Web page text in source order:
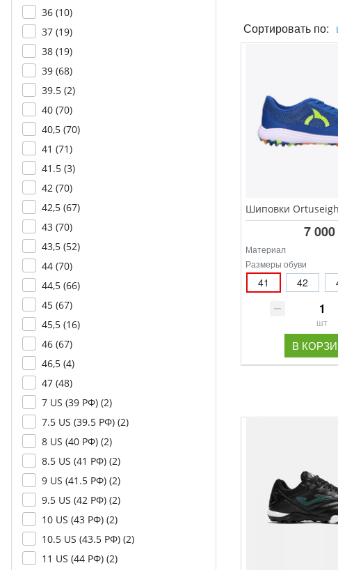
36 (10)
37 (19)
38 (19)
39 (68)
39.5 (2)
40 (70)
40,5 (70)
41 (71)
41.5 (3)
42 (70)
42,5 (67)
43 (70)
43,5 (52)
44 (70)
44,5 (66)
45 (67)
45,5 (16)
46 (67)
46,5 (4)
47 (48)
7 US (39 РФ) (2)
7.5 US (39.5 РФ) (2)
8 US (40 РФ) (2)
8.5 US (41 РФ) (2)
9 US (41.5 РФ) (2)
9.5 US (42 РФ) (2)
10 US (43 РФ) (2)
10.5 US (43.5 РФ) (2)
11 US (44 РФ) (2)
Сортировать по:
7
Материал
Размеры обуви
41 42
шт
В